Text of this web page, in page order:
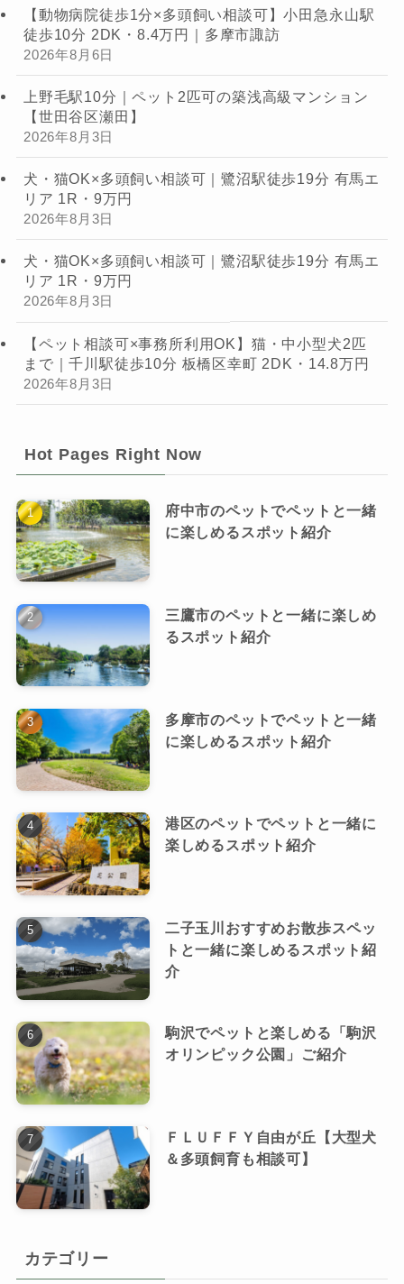
【動物病院徒歩1分×多頭飼い相談可】小田急永山駅
徒歩10分 2DK・8.4万円｜多摩市諏訪
2026年8月6日
上野毛駅10分｜ペット2匹可の築浅高級マンション
【世田谷区瀬田】
2026年8月3日
犬・猫OK×多頭飼い相談可｜鷺沼駅徒歩19分 有馬エ
リア 1R・9万円
2026年8月3日
犬・猫OK×多頭飼い相談可｜鷺沼駅徒歩19分 有馬エ
リア 1R・9万円
2026年8月3日
【ペット相談可×事務所利用OK】猫・中小型犬2匹
まで｜千川駅徒歩10分 板橋区幸町 2DK・14.8万円
2026年8月3日
Hot Pages Right Now
府中市のペットでペットと一緒
に楽しめるスポット紹介
三鷹市のペットと一緒に楽しめ
るスポット紹介
多摩市のペットでペットと一緒
に楽しめるスポット紹介
港区のペットでペットと一緒に
楽しめるスポット紹介
二子玉川おすすめお散歩スペッ
トと一緒に楽しめるスポット紹
介
駒沢でペットと楽しめる「駒沢
オリンピック公園」ご紹介
ＦＬＵＦＦＹ自由が丘【大型犬
＆多頭飼育も相談可】
カテゴリー